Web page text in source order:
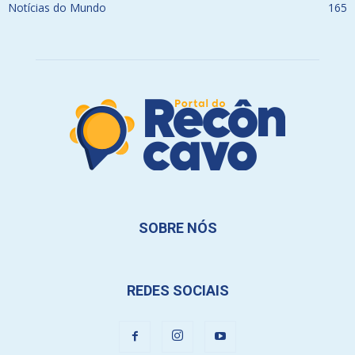
Notícias do Mundo 165
SOBRE NÓS
REDES SOCIAIS